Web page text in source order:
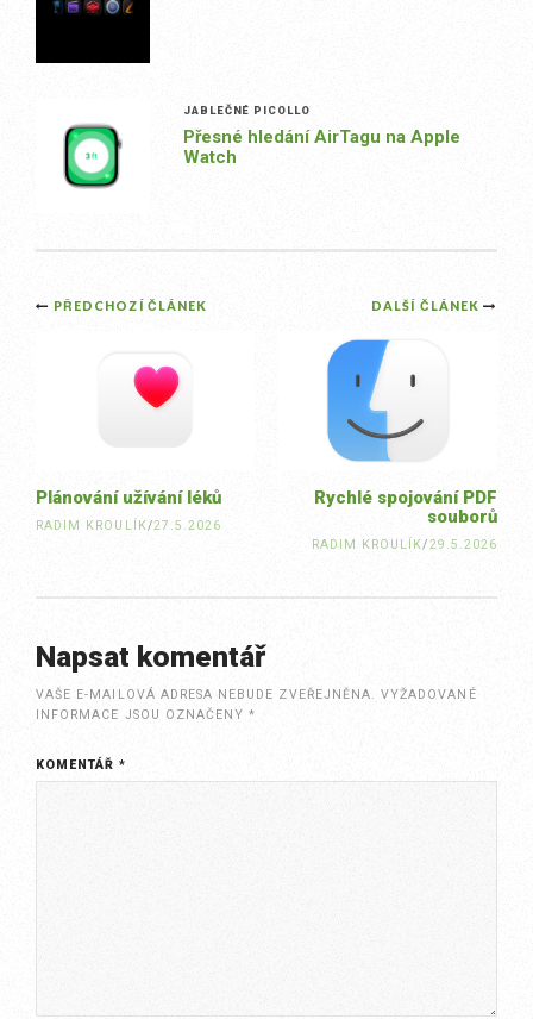
JABLEČNÉ PICOLLO
Přesné hledání AirTagu na Apple
Watch
Post
navigation
DALŠÍ ČLÁNEK
Rychlé spojování PDF
souborů
RADIM KROULÍK/29.5.2026
PŘEDCHOZÍ ČLÁNEK
Plánování užívání léků
RADIM KROULÍK/27.5.2026
Napsat komentář
VAŠE E-MAILOVÁ ADRESA NEBUDE ZVEŘEJNĚNA. VYŽADOVANÉ
INFORMACE JSOU OZNAČENY*
KOMENTÁŘ*